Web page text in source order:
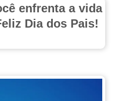
enfrenta a vida
Dia dos Pais!